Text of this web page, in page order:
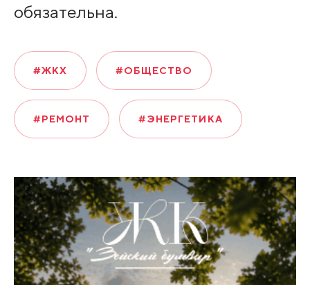
обязательна.
#ЖКХ #ОБЩЕСТВО
#РЕМОНТ #ЭНЕРГЕТИКА